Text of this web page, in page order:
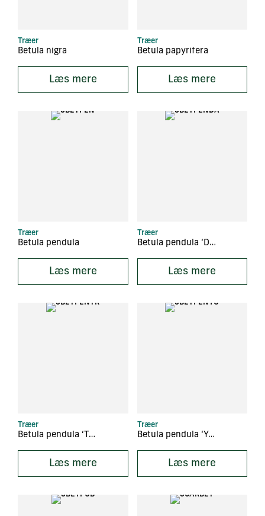
Træer
Betula nigra
Læs mere
Træer
Betula papyrifera
Læs mere
Træer
Betula pendula
Læs mere
Træer
Betula pendula ‘Dalecarlica’
Læs mere
Træer
Betula pendula ‘Tristis’
Læs mere
Træer
Betula pendula ‘Youngii’
Læs mere